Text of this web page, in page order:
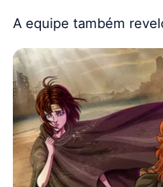
A equipe também